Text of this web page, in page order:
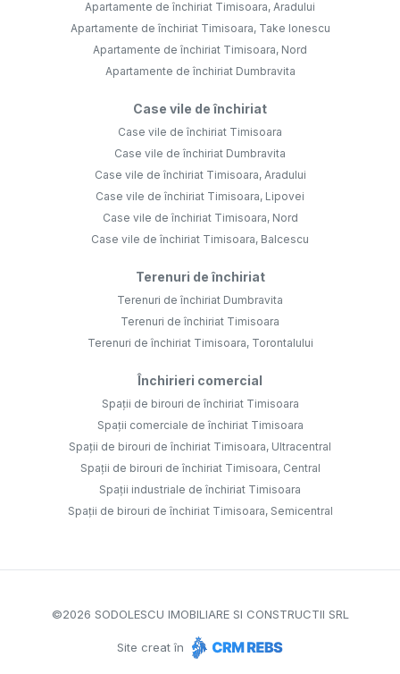
Apartamente de închiriat Timisoara, Aradului
Apartamente de închiriat Timisoara, Take Ionescu
Apartamente de închiriat Timisoara, Nord
Apartamente de închiriat Dumbravita
Case vile de închiriat
Case vile de închiriat Timisoara
Case vile de închiriat Dumbravita
Case vile de închiriat Timisoara, Aradului
Case vile de închiriat Timisoara, Lipovei
Case vile de închiriat Timisoara, Nord
Case vile de închiriat Timisoara, Balcescu
Terenuri de închiriat
Terenuri de închiriat Dumbravita
Terenuri de închiriat Timisoara
Terenuri de închiriat Timisoara, Torontalului
Închirieri comercial
Spații de birouri de închiriat Timisoara
Spații comerciale de închiriat Timisoara
Spații de birouri de închiriat Timisoara, Ultracentral
Spații de birouri de închiriat Timisoara, Central
Spații industriale de închiriat Timisoara
Spații de birouri de închiriat Timisoara, Semicentral
©2026 SODOLESCU IMOBILIARE SI CONSTRUCTII SRL
Site creat în